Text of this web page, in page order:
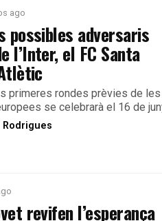
ago
possibles adversaris
l’Inter, el FC Santa
primeres rondes prèvies de les
se celebrarà el 16 de
Rodrigues
revifen l’esperança